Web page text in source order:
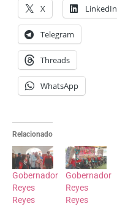
X LinkedIn
Telegram
Threads
WhatsApp
Relacionado
Gobernador
Reyes
Reyes
Gobernador
Reyes
Reyes